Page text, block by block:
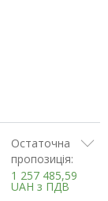
Остаточна
пропозиція:
1 257 485,59
UAH з ПДВ